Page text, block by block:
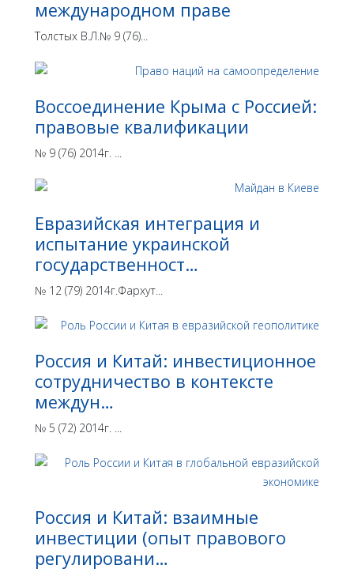
международном праве
Толстых В.Л.№ 9 (76)...
Воссоединение Крыма с Россией:
правовые квалификации
№ 9 (76) 2014г. ...
Евразийская интеграция и
испытание украинской
государственност…
№ 12 (79) 2014г.Фархут...
Россия и Китай: инвестиционное
сотрудничество в контексте
междун…
№ 5 (72) 2014г. ...
Россия и Китай: взаимные
инвестиции (опыт правового
регулировани…